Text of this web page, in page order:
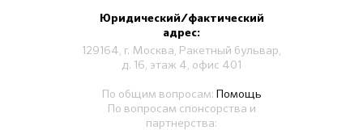
Юридический/фактический
адрес:
129164, г. Москва, Ракетный бульвар,
д. 16, этаж 4, офис 401
По общим вопросам: Помощь
По вопросам спонсорства и
партнерства: